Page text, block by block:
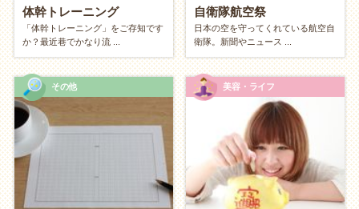
あるもので作る「冷蔵庫整理クッキング」
瞑想・マインドフルネス
ネットでの調べ物・ネットサーフィン
【おでかけ派】発見と運動
外の空気を吸いながら、街や自然を楽しみたい方へ。
近所の知らない道を歩く「路地裏散歩」
図書館・公民館巡り
体幹トレーニング
「体幹トレーニング」をご存知です
か？最近巷でかなり流 ...
自衛隊航空祭
日本の空を守ってくれている航空自
衛隊。新聞やニュース ...
その他 美容・ライフ